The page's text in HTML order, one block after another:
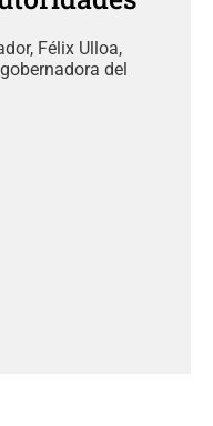
Félix Ulloa,
del